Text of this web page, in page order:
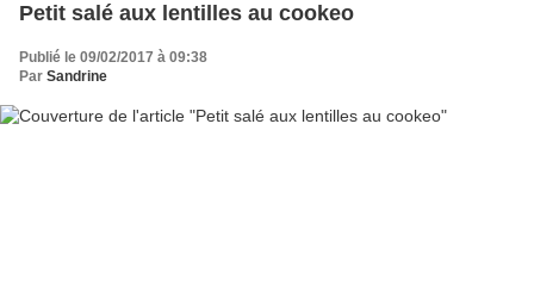
Petit salé aux lentilles au cookeo
Publié le 09/02/2017 à 09:38
Par Sandrine